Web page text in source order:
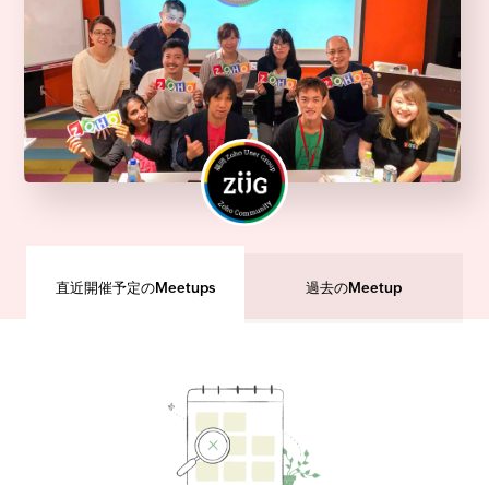
直近開催予定のMeetups 過去のMeetup